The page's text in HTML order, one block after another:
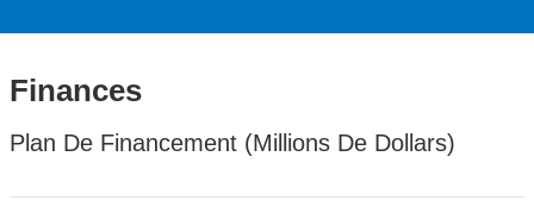
Finances
Plan De Financement (Millions De Dollars)